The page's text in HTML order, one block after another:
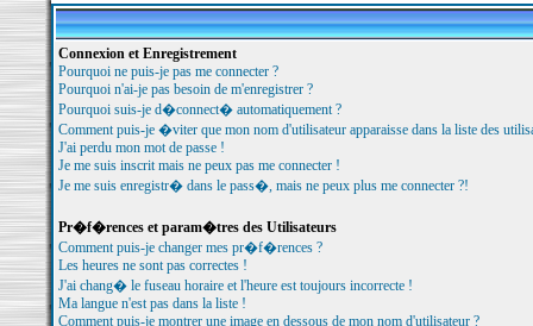
Connexion et Enregistrement
Pourquoi ne puis-je pas me connecter ?
Pourquoi n'ai-je pas besoin de m'enregistrer ?
Pourquoi suis-je d�connect� automatiquement ?
Comment puis-je �viter que mon nom d'utilisateur apparaisse dans la liste des
J'ai perdu mon mot de passe !
Je me suis inscrit mais ne peux pas me connecter !
Je me suis enregistr� dans le pass�, mais ne peux plus me connecter ?!
Pr�f�rences et param�tres des Utilisateurs
Comment puis-je changer mes pr�f�rences ?
Les heures ne sont pas correctes !
J'ai chang� le fuseau horaire et l'heure est toujours incorrecte !
Ma langue n'est pas dans la liste !
Comment puis-je montrer une image en dessous de mon nom d'utilisateur ?